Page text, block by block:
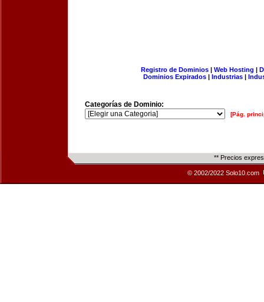
Registro de Dominios| Web Hosting |
Dominios Expirados | Industrias |
Categorías de Dominio:
[Pág.
** Precios
© 2002/2022 Solo10.com